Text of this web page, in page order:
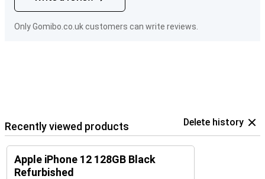
Only Gomibo.co.uk customers can write reviews.
Recently viewed products Delete history
Apple iPhone 12 128GB Black
Refurbished